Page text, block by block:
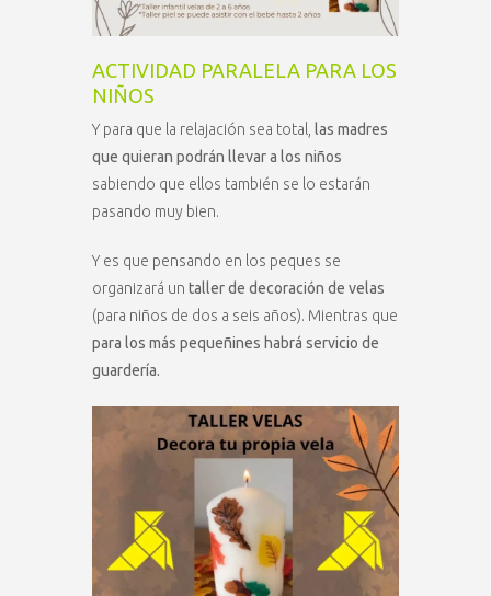
ACTIVIDAD PARALELA PARA LOS
NIÑOS
Y para que la relajación sea total,
las madres
que quieran podrán llevar a los niños
sabiendo que ellos también se lo estarán
pasando muy bien.
Y es que pensando en los peques se
organizará un taller de decoración de velas
(para niños de dos a seis años). Mientras que
para los más pequeñines habrá servicio de
guardería.